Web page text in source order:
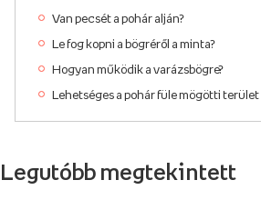
Van pecsét a pohár alján?
Le fog kopni a bögréről a minta?
Hogyan működik a varázsbögre?
Lehetséges a pohár füle mögötti
Legutóbb megtekintett